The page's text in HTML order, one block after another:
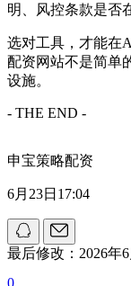
明、风控条款是否
选对工具，才能在
配资网站不是简单
设施。
- THE END -
申宝策略配资
6月23日17:04
最后修改：2026年6
0